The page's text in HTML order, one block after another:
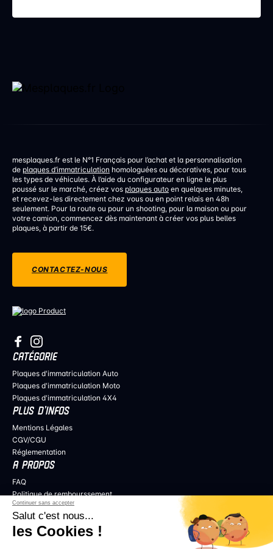
Continuer sans accepter
Salut c'est nous...
les Cookies !
discrète mais aux conséquences bien réelles. Une
mesplaques.fr est le N°1 Français pour l’achat et la personnalisation
de plaques d’immatriculation homologuées ou décoratives, pour tous
les types de véhicules. À l’aide du configurateur en ligne le plus
poussé sur le marché, créez vos plaques auto en quelques minutes,
et recevez-les directement chez vous ou en point relais en 48h
seulement. Pour la route ou pour un shooting, pour la maison ou pour
votre camion, commencez dès maintenant à créer vos plus belles
plaques, à partir de 15€.
CONTACTEZ-NOUS
CATÉGORIE
Plaques d'immatriculation Auto
Plaques d'immatriculation Moto
Plaques d'immatriculation 4X4
PLUS D’INFOS
Mentions Légales
CGV/CGU
Réglementation
A PROPOS
FAQ
Politique de rembourssement
Politique de confidentialité
COLLABORER
Professionnels de l’audiovisuel